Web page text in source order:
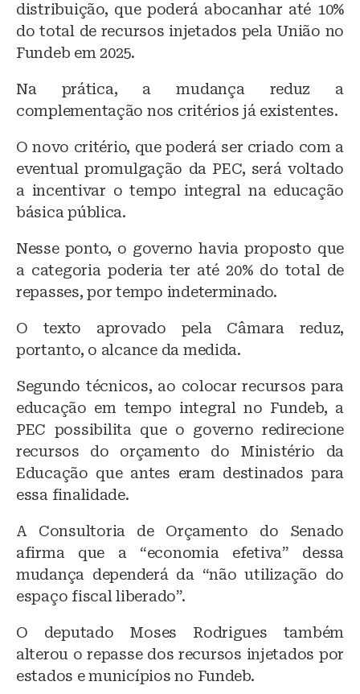
distribuição, que poderá abocanhar até 10%
do total de recursos injetados pela União no
Fundeb em 2025.
Na prática, a mudança reduz a
complementação nos critérios já existentes.
O novo critério, que poderá ser criado com a
eventual promulgação da PEC, será voltado
a incentivar o tempo integral na educação
básica pública.
Nesse ponto, o governo havia proposto que
a categoria poderia ter até 20% do total de
repasses, por tempo indeterminado.
O texto aprovado pela Câmara reduz,
portanto, o alcance da medida.
Segundo técnicos, ao colocar recursos para
educação em tempo integral no Fundeb, a
PEC possibilita que o governo redirecione
recursos do orçamento do Ministério da
Educação que antes eram destinados para
essa finalidade.
A Consultoria de Orçamento do Senado
afirma que a “economia efetiva” dessa
mudança dependerá da “não utilização do
espaço fiscal liberado”.
O deputado Moses Rodrigues também
alterou o repasse dos recursos injetados por
estados e municípios no Fundeb.